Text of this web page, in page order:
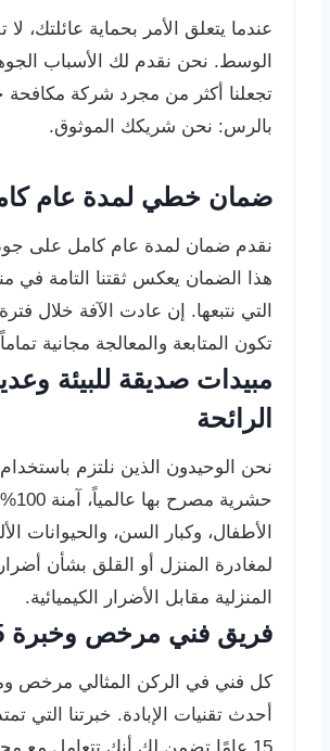
عندما يتعلق الأمر بحماية عائلتك،
الوسط. نحن نقدم لك الأسباب
تجعلنا أكثر من مجرد شركة
بالرس: نحن شريكك الموثوق.
ضمان خطي لمدة عام
نقدم ضمان لمدة عام كامل على
التي نتبعها. إن عادت الآفة خلال
تكون المتابعة والمعالجة مجانية
مبيدات صديقة للبيئة
الرائحة
نحن الوحيدون الذين نلتزم
حشرية
الأطفال، وكبار السن، والحيوانات
لمغادرة المنزل أو القلق بشأن
المنزلية مقابل الأضرار الكيميائية.
فريق فني مرخص وخبرة 15 عاماً
كل فني في الركن المثالي مرخص
أحدث تقنيات الإبادة. خبرتنا التي